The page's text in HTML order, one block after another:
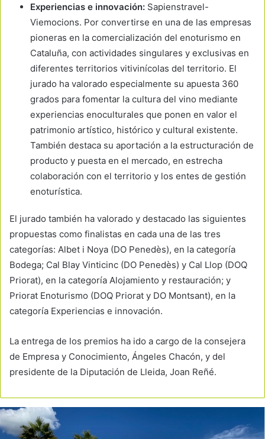
Experiencias e innovación: Sapienstravel-
Viemocions. Por convertirse en una de las empresas
pioneras en la comercialización del enoturismo en
Cataluña, con actividades singulares y exclusivas en
diferentes territorios vitivinícolas del territorio. El
jurado ha valorado especialmente su apuesta 360
grados para fomentar la cultura del vino mediante
experiencias enoculturales que ponen en valor el
patrimonio artístico, histórico y cultural existente.
También destaca su aportación a la estructuración de
producto y puesta en el mercado, en estrecha
colaboración con el territorio y los entes de gestión
enoturística.
El jurado también ha valorado y destacado las siguientes
propuestas como finalistas en cada una de las tres
categorías: Albet i Noya (DO Penedès), en la categoría
Bodega; Cal Blay Vinticinc (DO Penedès) y Cal Llop (DOQ
Priorat), en la categoría Alojamiento y restauración; y
Priorat Enoturismo (DOQ Priorat y DO Montsant), en la
categoría Experiencias e innovación.
La entrega de los premios ha ido a cargo de la consejera
de Empresa y Conocimiento, Ángeles Chacón, y del
presidente de la Diputación de Lleida, Joan Reñé.